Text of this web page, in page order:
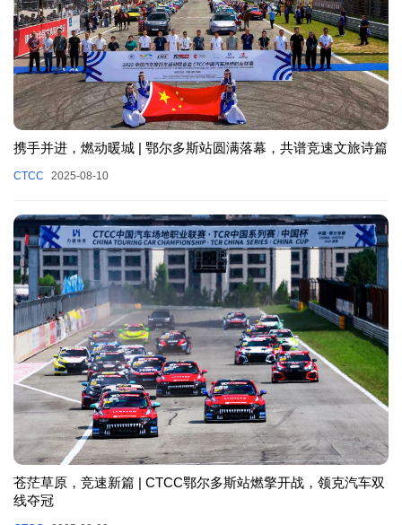
携手并进，燃动暖城 | 鄂尔多斯站圆满落幕，共谱竞速文旅诗篇
CTCC 2025-08-10
苍茫草原，竞速新篇 | CTCC鄂尔多斯站燃擎开战，领克汽车双
线夺冠